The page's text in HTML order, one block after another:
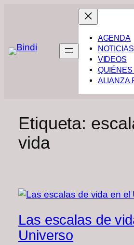
AGENDA
NOTICIAS
VIDEOS
QUIÉNES
ALIANZA
Etiqueta:
vida
Las escalas de
Universo